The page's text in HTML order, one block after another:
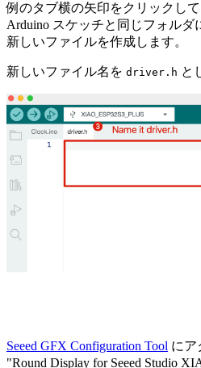
例のタブ横の矢印をクリックして
Arduino スケッチと同じフォルダ
新しいファイルを作成します。
新しいファイル名を driver.h と
Seeed GFX Configuration Tool にア
"Round Display for Seeed Studio